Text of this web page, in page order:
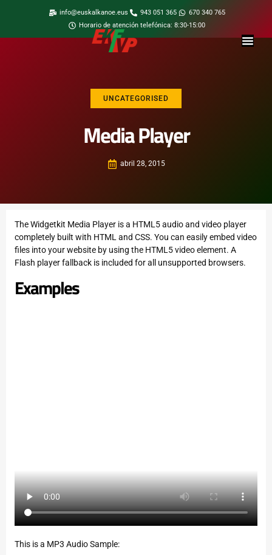
info@euskalkanoe.eus 943 051 365
670 340 765
Horario de atención telefónica: 8:30-15:00
UNCATEGORISED
Media Player
abril 28, 2015
The Widgetkit Media Player is a HTML5 audio and video player
completely built with HTML and CSS. You can easily embed video
files into your website by using the HTML5 video element. A
Flash player fallback is included for all unsupported browsers.
Examples
This is a MP3 Audio Sample: